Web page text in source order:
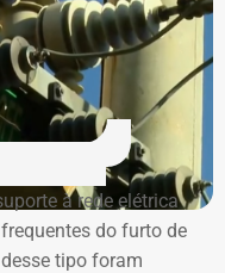
1970 e luta — há um
institucional
Gois, do Jornal
à rede elétrica
do furto de
tipo foram